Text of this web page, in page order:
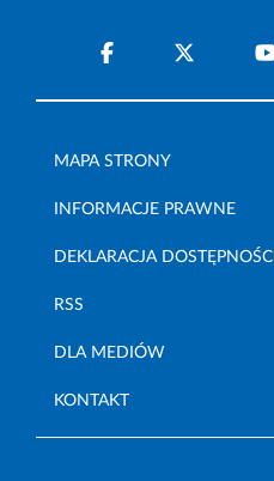
MAPA STRONY
INFORMACJE PRAWNE
DEKLARACJA DOSTĘPNOŚCI
RSS
DLA MEDIÓW
KONTAKT